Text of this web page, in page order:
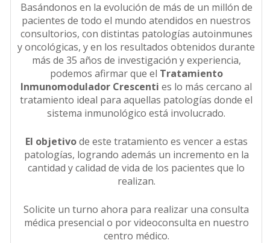
Basándonos en la evolución de más de un millón de
pacientes de todo el mundo atendidos en nuestros
consultorios, con distintas patologías autoinmunes
y oncológicas, y en los resultados obtenidos durante
más de 35 años de investigación y experiencia,
podemos afirmar que el Tratamiento
Inmunomodulador Crescenti es lo más cercano al
tratamiento ideal para aquellas patologías donde el
sistema inmunológico está involucrado.
El objetivode este tratamiento es vencer a estas
patologías, logrando además un incremento en la
cantidad y calidad de vida de los pacientes que lo
realizan.
Solicite un turno ahora para realizar una consulta
médica presencial o por videoconsulta en nuestro
centro médico.